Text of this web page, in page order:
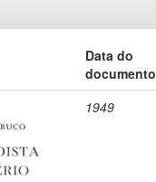
Data do
documento
1949